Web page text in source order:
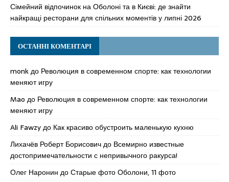
Сімейний відпочинок на Оболоні та в Києві: де знайти
найкращі ресторани для спільних моментів у липні 2026
ОСТАННІ КОМЕНТАРІ
monkдо Революция в современном спорте: как технологии
меняют игру
Mao до Революция в современном спорте: как технологии
меняют игру
Ali Fawzyдо Как красиво обустроить маленькую кухню
Лихачёв Роберт Борисовичдо Всемирно известные
достопримечательности с непривычного ракурса!
Олег Наронин доСтарые фото Оболони, 11 фото